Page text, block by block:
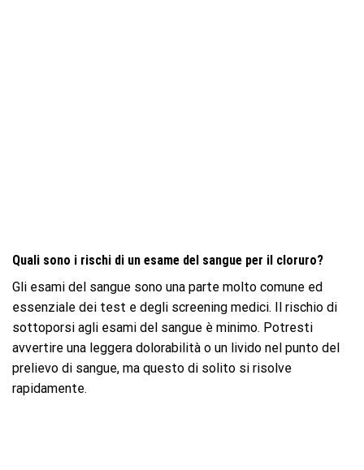
Quali sono i rischi di un esame del sangue per il cloruro?
Gli esami del sangue sono una parte molto comune ed
essenziale dei test e degli screening medici. Il rischio di
sottoporsi agli esami del sangue è minimo. Potresti
avvertire una leggera dolorabilità o un livido nel punto del
prelievo di sangue, ma questo di solito si risolve
rapidamente.